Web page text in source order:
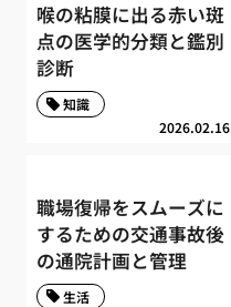
喉の粘膜に出る赤い斑
点の医学的分類と鑑別
診断
2026.02.16
知識
職場復帰をスムーズに
するための交通事故後
の通院計画と管理
生活